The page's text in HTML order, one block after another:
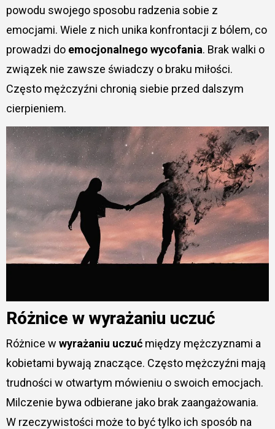
powodu swojego sposobu radzenia sobie z
emocjami. Wiele z nich unika konfrontacji z bólem, co
prowadzi do emocjonalnego wycofania. Brak walki o
związek nie zawsze świadczy o braku miłości.
Często mężczyźni chronią siebie przed dalszym
cierpieniem.
Różnice w wyrażaniu uczuć
Różnice w wyrażaniu uczućmiędzy mężczyznami a
kobietami bywają znaczące. Często mężczyźni mają
trudności w otwartym mówieniu o swoich emocjach.
Milczenie bywa odbierane jako brak zaangażowania.
W rzeczywistości może to być tylko ich sposób na